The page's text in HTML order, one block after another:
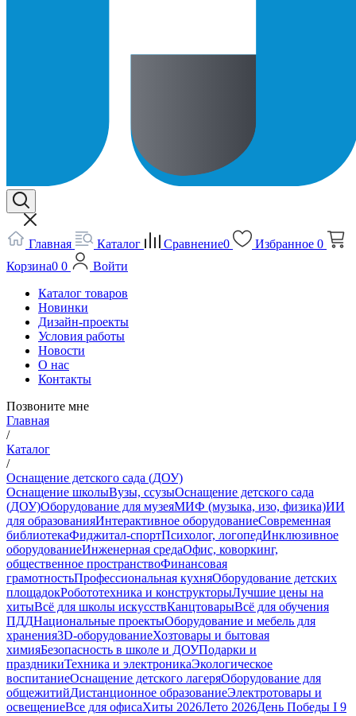
Главная Каталог Сравнение0 Избранное 0
Корзина0 0
Войти
Каталог товаров
Новинки
Дизайн-проекты
Условия работы
Новости
О нас
Контакты
Позвоните мне
Главная
/
Каталог
/
Оснащение детского сада (ДОУ)
Оснащение школыВузы, ссузыОснащение детского сада
(ДОУ)Оборудование для музеяМИФ (музыка, изо, физика)ИИ
для образованияИнтерактивное оборудованиеСовременная
библиотекаФиджитал-спортПсихолог, логопедИнклюзивное
оборудованиеИнженерная средаОфис, коворкинг,
общественное пространствоФинансовая
грамотностьПрофессиональная кухняОборудование детских
площадокРобототехника и конструкторыЛучшие цены на
хитыВсё для школы искусствКанцтоварыВсё для обучения
ПДДНациональные проектыОборудование и мебель для
хранения3D-оборудованиеХозтовары и бытовая
химияБезопасность в школе и ДОУПодарки и
праздникиТехника и электроникаЭкологическое
воспитаниеОснащение детского лагеряОборудование для
общежитийДистанционное образованиеЭлектротовары и
освещениеВсе для офисаХиты 2026Лето 2026День Победы I 9